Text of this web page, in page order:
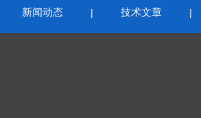
新闻动态 | 技术文章 |